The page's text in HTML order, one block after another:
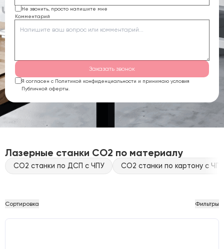
Не звонить, просто напишите мне
Комментарий
Заказать звонок
Я согласен с Политикой конфиденциальности и принимаю условия
Публичной оферты.
Лазерные станки CO2 по материалу
CO2 станки по ДСП с ЧПУ CO2 станки по картону с ЧПУ
Сортировка Фильтры